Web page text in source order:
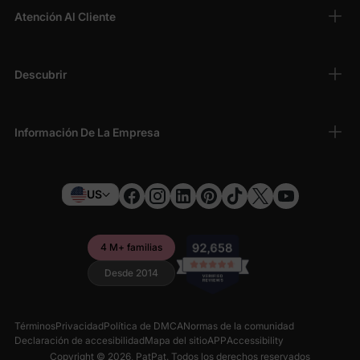
nuestro atento servicio al cliente.
con nuestros lindos pero prácticos conjuntos.
Atención Al Cliente
Descubrir
Información De La Empresa
US
4 M+ familias
Desde 2014
TérminosPrivacidadPolítica de DMCANormas de la comunidad
Declaración de accesibilidadMapa del sitioAPPAccessibility
Copyright © 2026, PatPat. Todos los derechos reservados